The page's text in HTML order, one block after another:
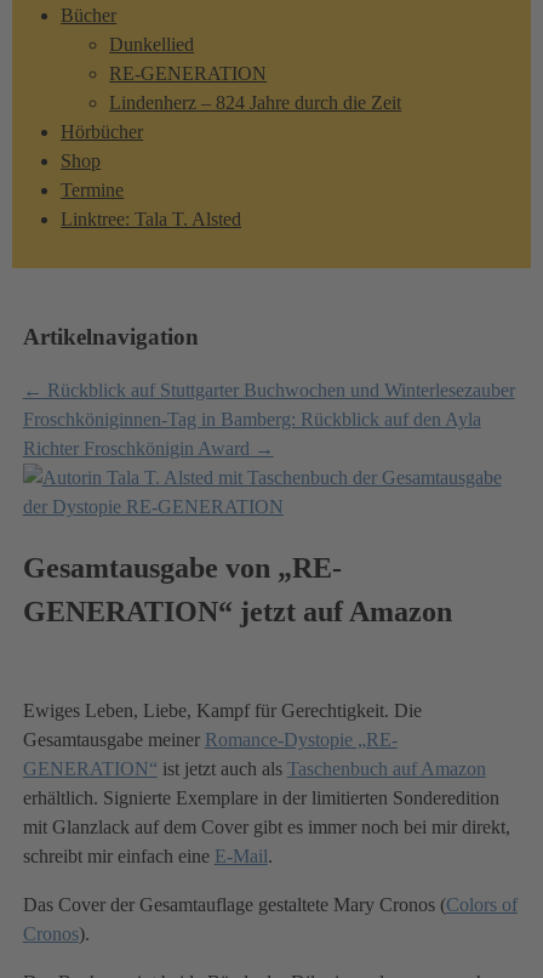
Bücher
Dunkellied
RE-GENERATION
Lindenherz – 824 Jahre durch die Zeit
Hörbücher
Shop
Termine
Linktree: Tala T. Alsted
Artikelnavigation
← Rückblick auf Stuttgarter Buchwochen und Winterlesezauber
Froschköniginnen-Tag in Bamberg: Rückblick auf den Ayla
Richter Froschkönigin Award →
Gesamtausgabe von „RE-
GENERATION“ jetzt auf Amazon
Ewiges Leben, Liebe, Kampf für Gerechtigkeit. Die
Gesamtausgabe meiner Romance-Dystopie „RE-
GENERATION“ ist jetzt auch als Taschenbuch auf Amazon
erhältlich. Signierte Exemplare in der limitierten Sonderedition
mit Glanzlack auf dem Cover gibt es immer noch bei mir direkt,
schreibt mir einfach eine E-Mail.
Das Cover der Gesamtauflage gestaltete Mary Cronos (Colors of
Cronos).